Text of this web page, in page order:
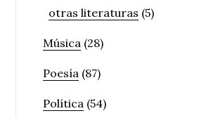
otras literaturas (5)
Música (28)
Poesía (87)
Política (54)